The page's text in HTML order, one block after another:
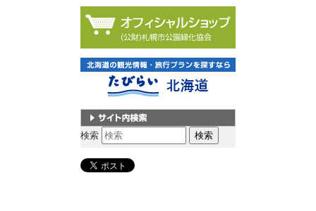
サイト内検索
検索